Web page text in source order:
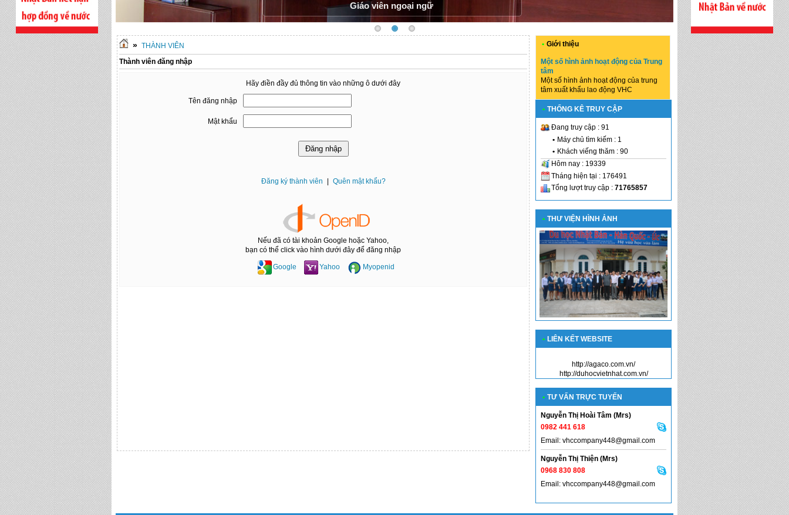
Giáo viên ngoại ngữ
» THÀNH VIÊN
Thành viên đăng nhập
Hãy điền đầy đủ thông tin vào những ô dưới đây
Tên đăng nhập
Mật khẩu
Đăng ký thành viên Quên mật khẩu?
Nếu đã có tài khoản Google hoặc Yahoo,
bạn có thể click vào hình dưới đây để đăng nhập
Google Yahoo Myopenid
• Giới thiệu
Một số hình ảnh hoạt động của Trung
tâm
Một số hình ảnh hoạt động của trung
tâm xuất khẩu lao động VHC
• THỐNG KÊ TRUY CẬP
Đang truy cập : 91
• Máy chủ tìm kiếm : 1
• Khách viếng thăm : 90
Hôm nay : 19339
Tháng hiện tại : 176491
Tổng lượt truy cập : 71765857
• THƯ VIỆN HÌNH ẢNH
• LIÊN KẾT WEBSITE
http://agaco.com.vn/
http://duhocvietnhat.com.vn/
• TƯ VẤN TRỰC TUYẾN
Nguyễn Thị Hoài Tâm (Mrs)
0982 441 618
Email: vhccompany448@gmail.com
Nguyễn Thị Thiện (Mrs)
0968 830 808
Email: vhccompany448@gmail.com